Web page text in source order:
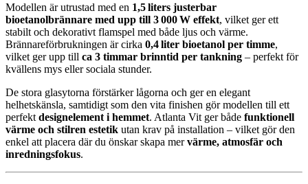
Modellen är utrustad med en 1,5 liters justerbar
bioetanolbrännare med upp till 3 000 W effekt, vilket ger ett
stabilt och dekorativt flamspel med både ljus och värme.
Brännareförbrukningen är cirka 0,4 liter bioetanol per timme,
vilket ger upp till ca 3 timmar brinntid per tankning – perfekt för
kvällens mys eller sociala stunder.
De stora glasytorna förstärker lågorna och ger en elegant
helhetskänsla, samtidigt som den vita finishen gör modellen till ett
perfekt designelement i hemmet. Atlanta Vit ger både funktionell
värme och stilren estetik utan krav på installation – vilket gör den
enkel att placera där du önskar skapa mervärme, atmosfär och
inredningsfokus.